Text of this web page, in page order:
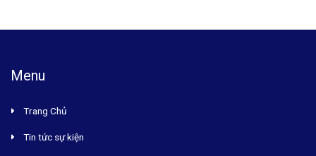
Menu
Trang Chủ
Tin tức sự kiện